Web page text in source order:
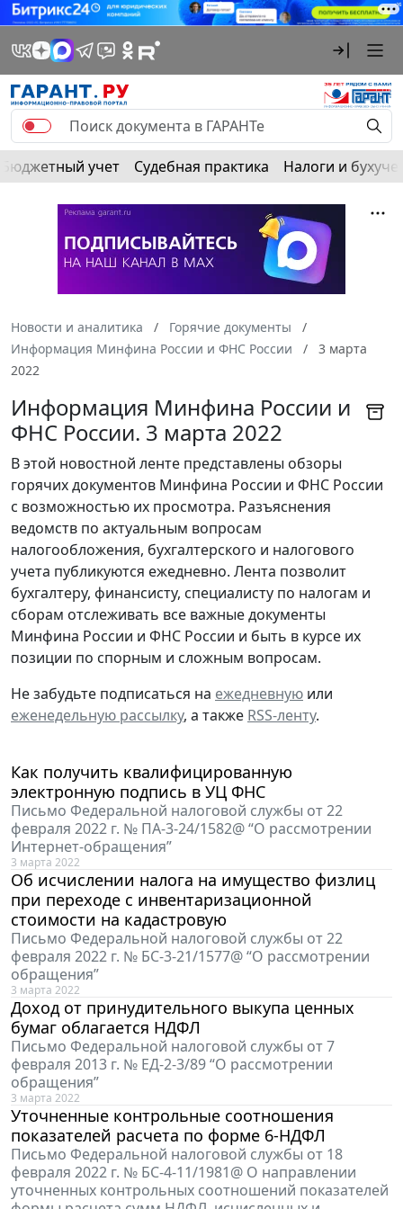
Бюджетный учет Судебная практика Налоги и
Новости и аналитика
Горячие документы
Информация Минфина России и ФНС России
3 марта
2022
Информация Минфина России и
ФНС России. 3 марта 2022
В этой новостной ленте представлены обзоры
горячих документов Минфина России и ФНС России
с возможностью их просмотра. Разъяснения
ведомств по актуальным вопросам
налогообложения, бухгалтерского и налогового
учета публикуются ежедневно. Лента позволит
бухгалтеру, финансисту, специалисту по налогам и
сборам отслеживать все важные документы
Минфина России и ФНС России и быть в курсе их
позиции по спорным и сложным вопросам.
Не забудьте подписаться на ежедневную или
еженедельную рассылку, а также RSS-ленту.
Как получить квалифицированную
электронную подпись в УЦ ФНС
Письмо Федеральной налоговой службы от 22
февраля 2022 г. № ПА-3-24/1582@ “О рассмотрении
Интернет-обращения”
3 марта 2022
Об исчислении налога на имущество физлиц
при переходе с инвентаризационной
стоимости на кадастровую
Письмо Федеральной налоговой службы от 22
февраля 2022 г. № БС-3-21/1577@ “О рассмотрении
обращения”
3 марта 2022
Доход от принудительного выкупа ценных
бумаг облагается НДФЛ
Письмо Федеральной налоговой службы от 7
февраля 2013 г. № ЕД-2-3/89 “О рассмотрении
обращения”
3 марта 2022
Уточненные контрольные соотношения
показателей расчета по форме 6-НДФЛ
Письмо Федеральной налоговой службы от 18
февраля 2022 г. № БС-4-11/1981@ О направлении
уточненных контрольных соотношений показателей